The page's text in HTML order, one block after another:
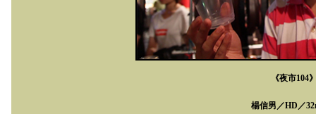
《夜市104
楊信男／HD ／